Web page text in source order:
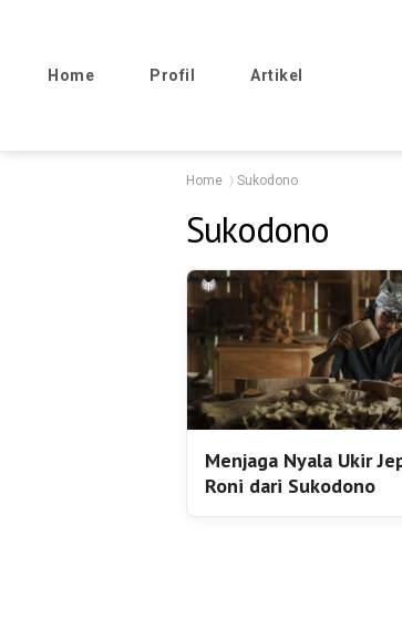
Home Profil Artikel
Home Sukodono
Sukodono
Menjaga Nyala Ukir
Roni dari Sukodono